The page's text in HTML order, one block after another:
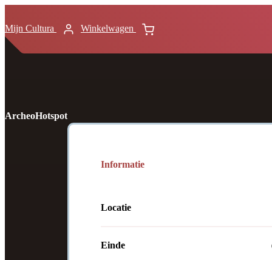
Mijn Cultura Winkelwagen
ArcheoHotspot
Informatie
Locatie
Einde